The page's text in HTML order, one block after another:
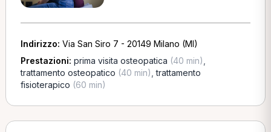
Indirizzo: Via San Siro 7 - 20149 Milano (MI)
Prestazioni: prima visita osteopatica (40 min)
trattamento osteopatico (40 min) ,trattamento
fisioterapico (60 min)